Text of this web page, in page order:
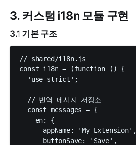
3. 커스텀 i18n 모듈 구현
3.1 기본 구조
// shared/i18n.js
const i18n = (function () {
  'use strict';
  // 번역 메시지 저장소
  const messages = {
    en: {
      appName: 'My Extension',
      buttonSave: 'Save',